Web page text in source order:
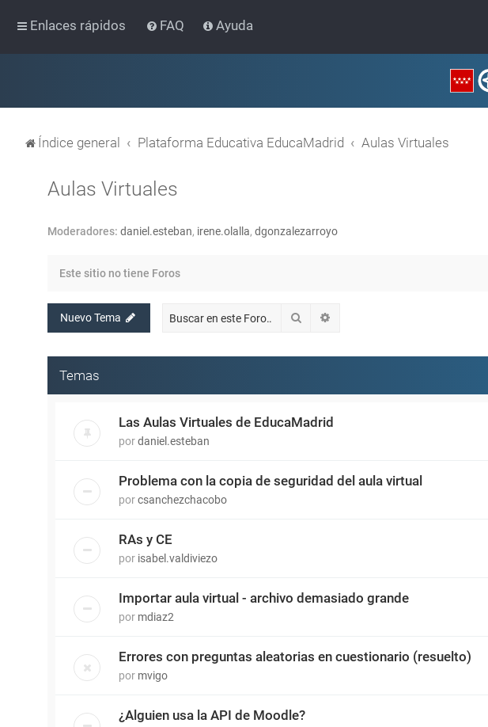
Enlaces rápidos FAQ Ayuda
Índice general Plataforma Educativa EducaMadrid Aulas Virtuales
Aulas Virtuales
Moderadores: daniel.esteban, irene.olalla, dgonzalezarroyo
Este sitio no tiene Foros
Nuevo Tema Buscar
Temas
Las Aulas Virtuales de EducaMadrid
pordaniel.esteban
Problema con la copia de seguridad del aula virtual
porcsanchezchacobo
RAs y CE
por isabel.valdiviezo
Importar aula virtual - archivo demasiado grande
por mdiaz2
Errores con preguntas aleatorias en cuestionario (resuelto)
por mvigo
¿Alguien usa la API de Moodle?